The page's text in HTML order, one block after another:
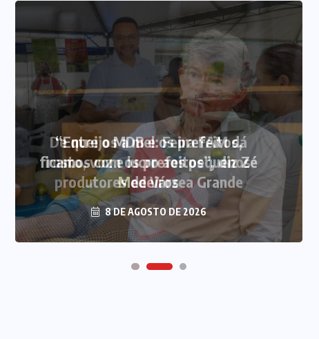
“Entre o MDB e os prefeitos,
ficamos com os prefeitos”, diz Zé
Medeiros
8 DE AGOSTO DE 2026